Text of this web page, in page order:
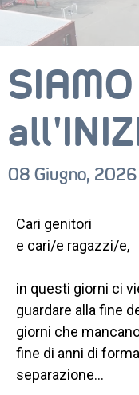
CORSI
NEWS
08 Giugno, 2026
Cari genitori
e cari/e ragazzi/e,
in questi giorni ci
guardare alla fine
giorni che
fine di anni di
separazione…